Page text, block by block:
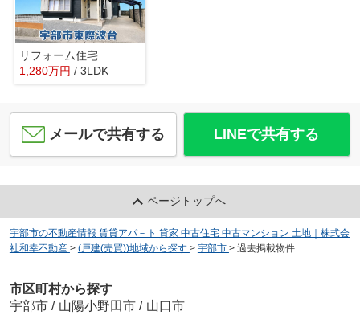
リフォーム住宅
1,280万円 / 3LDK
メールで共有する LINEで共有する
ページトップへ
宇部市の不動産情報 賃貸アパ－ト 貸家 中古住宅 中古マンション 土地｜株式会
社和幸不動産 > (戸建(売買))地域から探す > 宇部市 > 過去掲載物件
市区町村から探す
宇部市 / 山陽小野田市 / 山口市